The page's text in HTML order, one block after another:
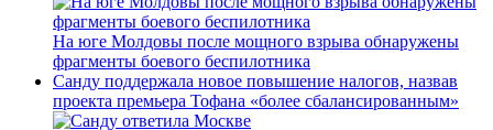
На юге Молдовы после мощного взрыва обнаружены
фрагменты боевого беспилотника
Санду поддержала новое повышение налогов, назвав
проекта премьера Тофана «более сбалансированным»